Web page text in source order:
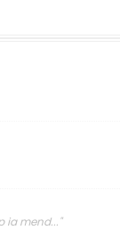
ia mend..."